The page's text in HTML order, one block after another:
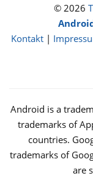
© 2026
Kontakt |
Android is a
trademarks of
countries.
trademarks of
are